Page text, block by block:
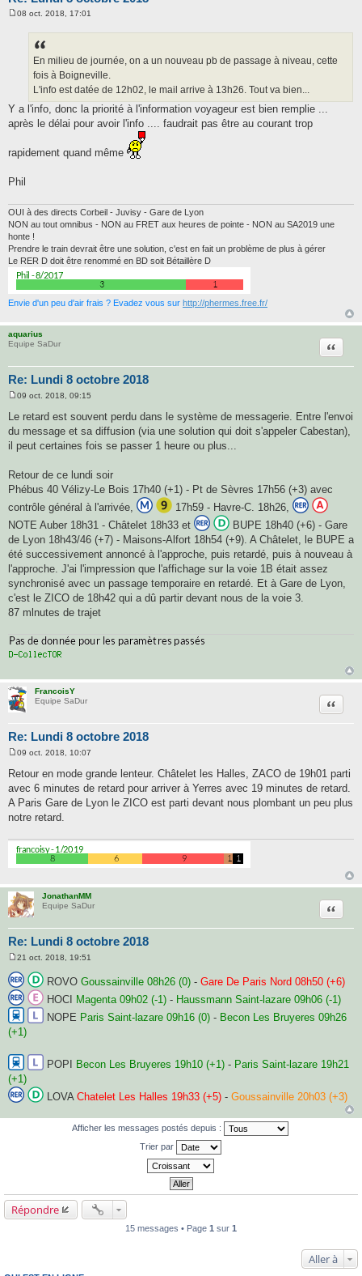
08 oct. 2018, 17:01
En milieu de journée, on a un nouveau pb de passage à niveau, cette
fois à Boigneville.
L'info est datée de 12h02, le mail arrive à 13h26. Tout va bien...
Y a l'info, donc la priorité à l'information voyageur est bien remplie ...
après le délai pour avoir l'info .... faudrait pas être au courant trop
rapidement quand même
Phil
OUI à des directs Corbeil - Juvisy - Gare de Lyon
NON au tout omnibus - NON au FRET aux heures de pointe - NON au SA2019 une
honte !
Prendre le train devrait être une solution, c'est en fait un problème de plus à gérer
Le RER D doit être renommé en BD soit Bétaillère D
Envie d'un peu d'air frais ? Evadez vous sur http://phermes.free.fr/
aquarius
Equipe SaDur
Re: Lundi 8 octobre 2018
s
s
g
09 oct. 2018, 09:15
Le retard est souvent perdu dans le système de messagerie. Entre l'envoi
du message et sa diffusion (via une solution qui doit s'appeler Cabestan),
il peut certaines fois se passer 1 heure ou plus...
Retour de ce lundi soir
Phébus 40 Vélizy-Le Bois 17h40 (+1) - Pt de Sèvres 17h56 (+3) avec
contrôle général à l'arrivée,
17h59 - Havre-C. 18h26,
NOTE Auber 18h31 - Châtelet 18h33 et
BUPE 18h40 (+6) - Gare
de Lyon 18h43/46 (+7) - Maisons-Alfort 18h54 (+9). A Châtelet, le BUPE a
été successivement annoncé à l'approche, puis retardé, puis à nouveau à
l'approche. J'ai l'impression que l'affichage sur la voie 1B était assez
synchronisé avec un passage temporaire en retardé. Et à Gare de Lyon,
c'est le ZICO de 18h42 qui a dû partir devant nous de la voie 3.
87 mlnutes de trajet
FrancoisY
Equipe SaDur
Re: Lundi 8 octobre 2018
s
s
a
g
e
09 oct. 2018, 10:07
Retour en mode grande lenteur. Châtelet les Halles, ZACO de 19h01 parti
avec 6 minutes de retard pour arriver à Yerres avec 19 minutes de retard.
A Paris Gare de Lyon le ZICO est parti devant nous plombant un peu plus
notre retard.
JonathanMM
Equipe SaDur
Re: Lundi 8 octobre 2018
e
s
s
a
g
e
21 oct. 2018, 19:51
ROVO Goussainville 08h26 (0) - Gare De Paris Nord 08h50 (+6)
HOCI
Magenta 09h02 (-1) - Haussmann Saint-lazare 09h06 (-1)
NOPE Paris Saint-lazare 09h16 (0) - Becon Les Bruyeres 09h26
(+1)
POPI Becon Les Bruyeres 19h10 (+1) - Paris Saint-lazare 19h21
(+1)
LOVA Chatelet Les Halles 19h33 (+5) - Goussainville 20h03 (+3)
Afficher les messages postés depuis :
Trier par
Répondre
15 messages • Page 1 sur 1
Aller à